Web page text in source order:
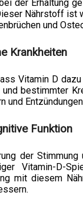
der Erhaltung
Nährstoff ist
und
Krankheiten
Vitamin D
bestimmter
Funktion
der
Vitamin-D-
mit diesem